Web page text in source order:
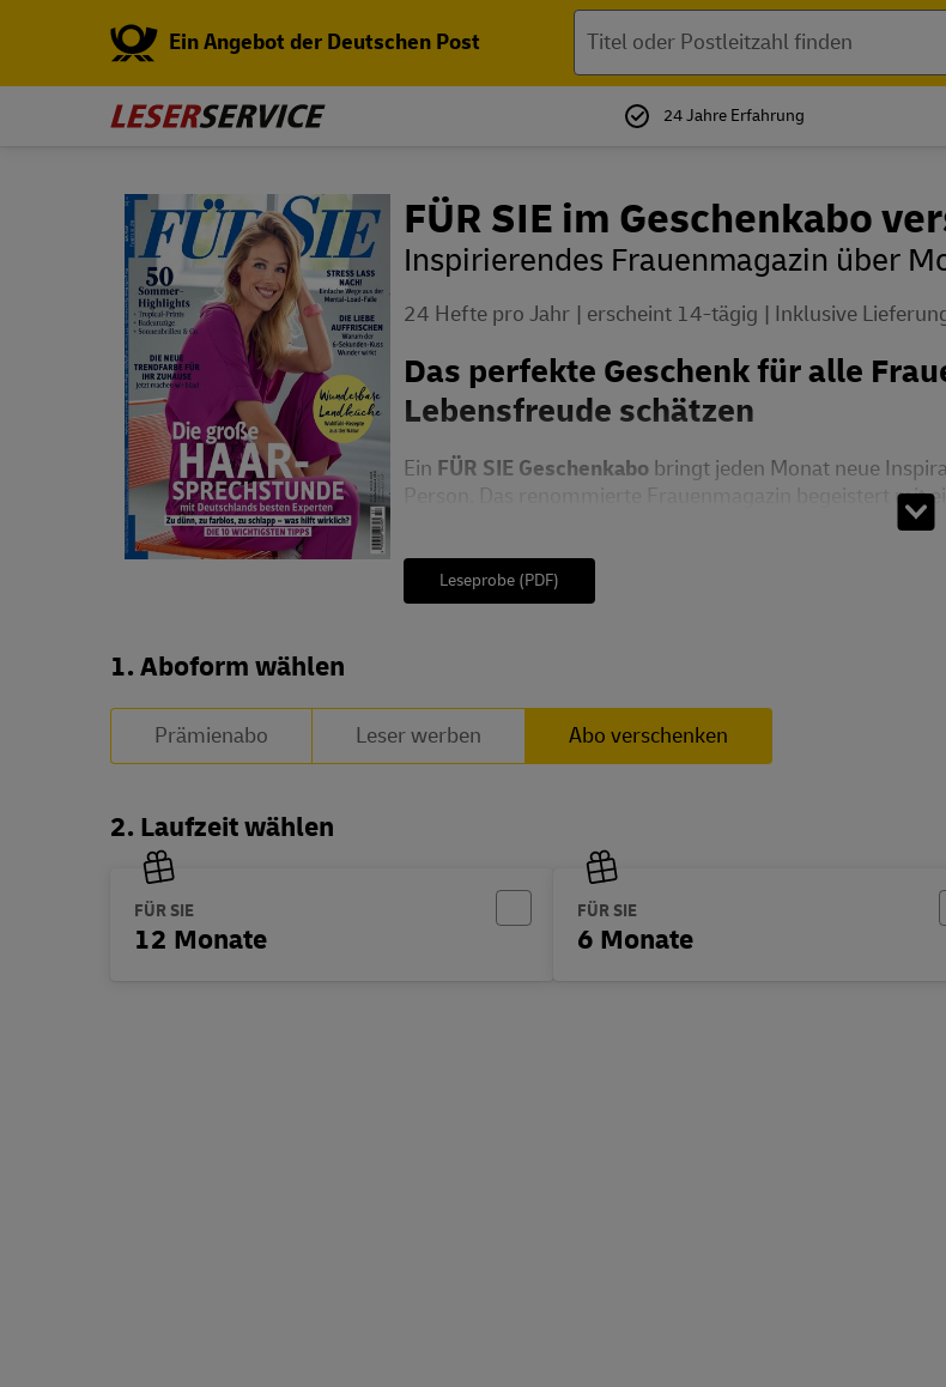
Ein Angebot der Deutschen Post
24 Jahre Erfahrung
FÜR SIE im Geschenkabo
Inspirierendes Frauenmagazin über
24 Hefte pro Jahr erscheint 14-tägig Inklusive
Das perfekte Geschenk für alle
Lebensfreude schätzen
Ein FÜR SIE Geschenkabo bringt jeden Monat neue
Person. Das renommierte Frauenmagazin begeistert mit
Leseprobe (PDF)
Abo zusammenstellen
1. Aboform wählen
Prämienabo Leser werben Abo verschenken
2. Laufzeit wählen
FÜR SIE
12 Monate
FÜR SIE
6 Monate